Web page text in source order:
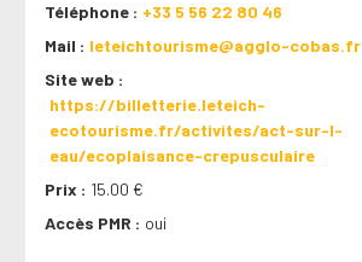
Téléphone
+33 5 56 22 80 46
Mail
leteichtourisme@agglo-cobas.fr
Site web
https://billetterie.leteich-
ecotourisme.fr/activites/act-sur-l-
eau/ecoplaisance-crepusculaire
Prix
15.00 €
Accès PMR
oui